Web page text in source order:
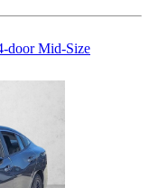
door Mid-Size